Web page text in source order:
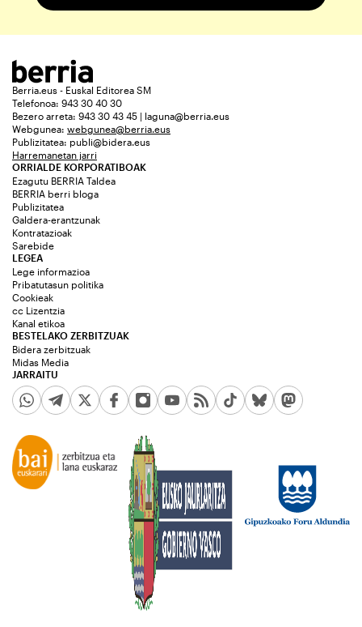
Berria.eus - Euskal Editorea SM
Telefonoa: 943 30 40 30
Bezero arreta: 943 30 43 45 | laguna@berria.eus
Webgunea: webgunea@berria.eus
Publizitatea: publi@bidera.eus
Harremanetan jarri
ORRIALDE KORPORATIBOAK
Ezagutu BERRIA Taldea
BERRIA berri bloga
Publizitatea
Galdera-erantzunak
Kontratazioak
Sarebide
JARRAITU
LEGEA
Lege informazioa
Pribatutasun politika
Cookieak
cc Lizentzia
Kanal etikoa
BESTELAKO ZERBITZUAK
Bidera zerbitzuak
Midas Media